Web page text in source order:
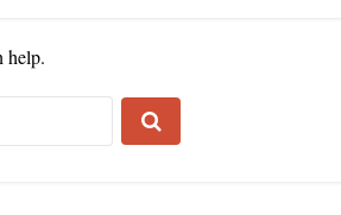
help.